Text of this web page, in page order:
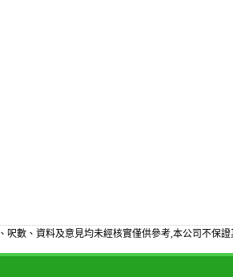
呎數、資料及意見均未經核實僅供參考,本公司不保